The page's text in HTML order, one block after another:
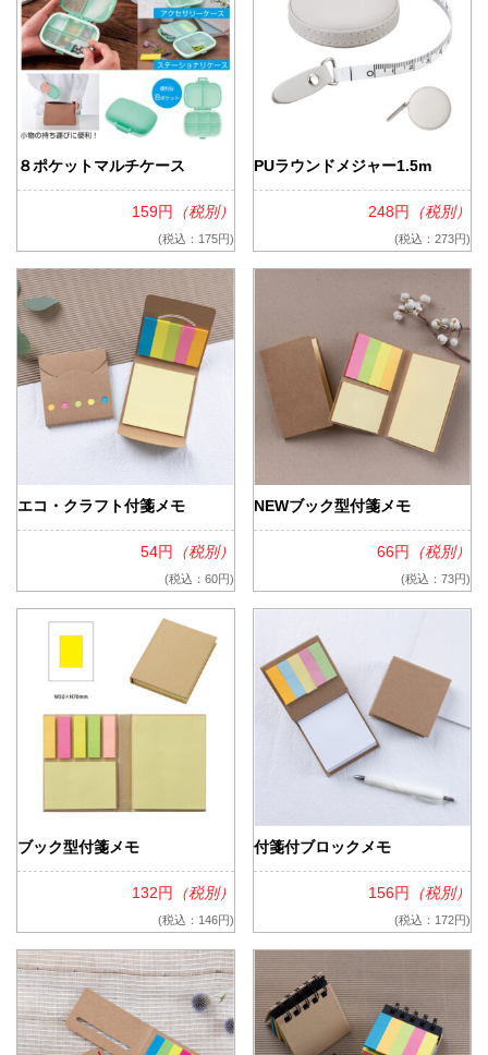
８ポケットマルチケース
159円 （税別）
(税込：175円)
PUラウンドメジャー1.5m
248円 （税別）
(税込：273円)
エコ・クラフト付箋メモ
54円 （税別）
(税込：60円)
NEWブック型付箋メモ
66円 （税別）
(税込：73円)
ブック型付箋メモ
132円 （税別）
(税込：146円)
付箋付ブロックメモ
156円 （税別）
(税込：172円)